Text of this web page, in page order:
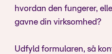
hvordan den fungerer,
gavne din virksomhed?
Udfyld formularen, så